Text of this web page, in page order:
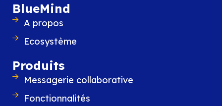
BlueMind
A propos
Ecosystème
Produits
Messagerie collaborative
Fonctionnalités